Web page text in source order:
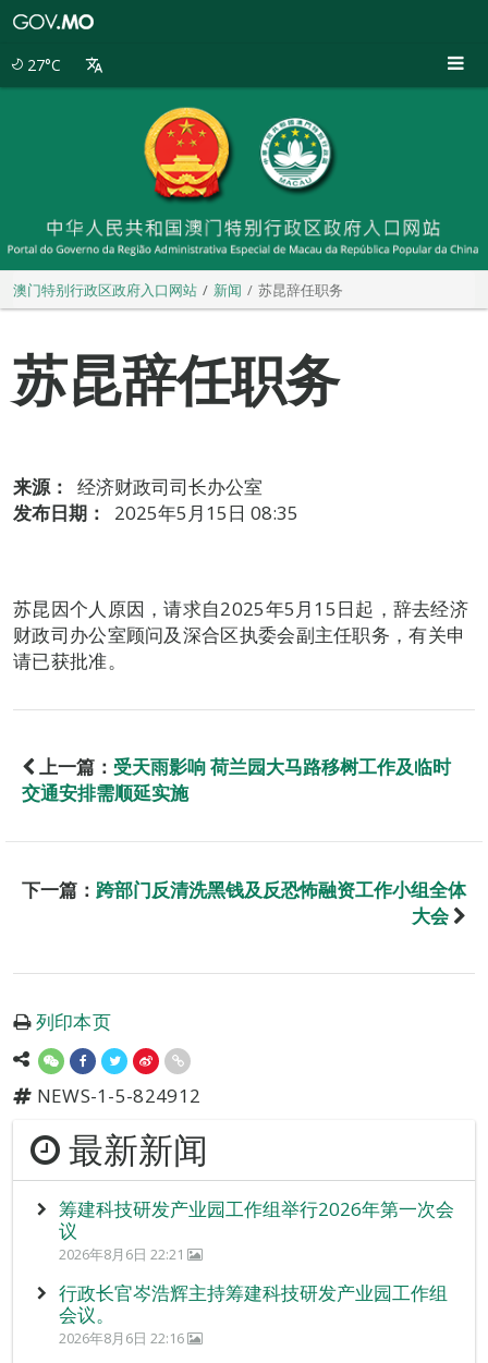
27°C
澳门特别行政区政府入口网站 新闻 苏昆辞任职务
苏昆辞任职务
来源：
经济财政司司长办公室
发布日期：
2025年5月15日 08:35
苏昆因个人原因，请求自2025年5月15日起，辞去经济
财政司办公室顾问及深合区执委会副主任职务，有关申
请已获批准。
上一篇： 受天雨影响 荷兰园大马路移树工作及临时
交通安排需顺延实施
下一篇： 跨部门反清洗黑钱及反恐怖融资工作小组全体
大会
列印本页
NEWS-1-5-824912
最新新闻
筹建科技研发产业园工作组举行2026年第一次会
议
2026年8月6日 22:21
行政长官岑浩辉主持筹建科技研发产业园工作组
会议。
2026年8月6日 22:16